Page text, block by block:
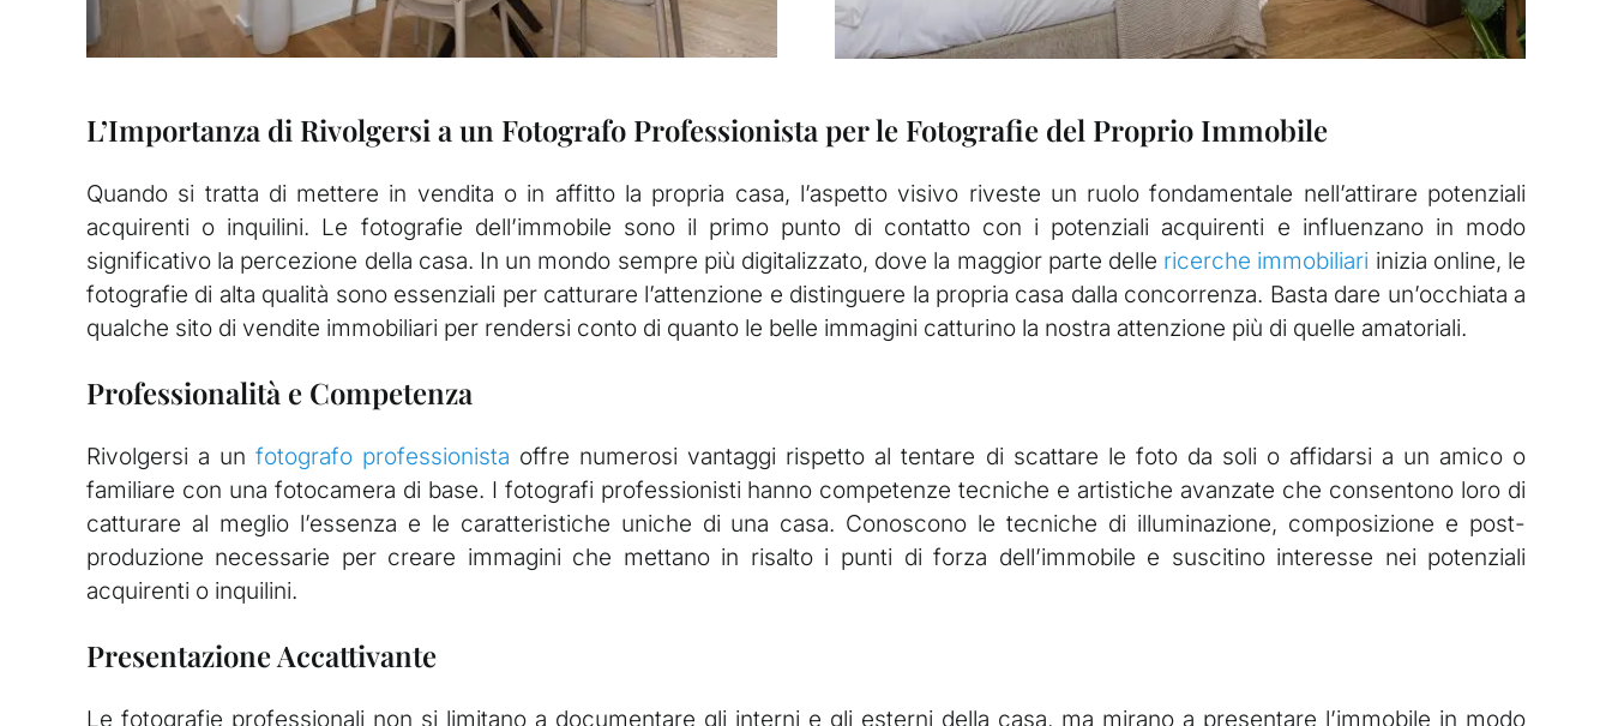
L’Importanza di Rivolgersi a un Fotografo Professionista per le Fotografie del Proprio Immobile
Quando si tratta di mettere in vendita o in affitto la propria casa, l’aspetto visivo riveste un ruolo fondamentale nell’attirare potenziali
acquirenti o inquilini. Le fotografie dell’immobile sono il primo punto di contatto con i potenziali acquirenti e influenzano in modo
significativo la percezione della casa. In un mondo sempre più digitalizzato, dove la maggior parte delle ricerche immobiliari inizia online, le
fotografie di alta qualità sono essenziali per catturare l’attenzione e distinguere la propria casa dalla concorrenza. Basta dare un’occhiata a
qualche sito di vendite immobiliari per rendersi conto di quanto le belle immagini catturino la nostra attenzione più di quelle amatoriali.
Professionalità e Competenza
Rivolgersi a unfotografo professionista offre numerosi vantaggi rispetto al tentare di scattare le foto da soli o affidarsi a un amico o
familiare con una fotocamera di base. I fotografi professionisti hanno competenze tecniche e artistiche avanzate che consentono loro di
catturare al meglio l’essenza e le caratteristiche uniche di una casa. Conoscono le tecniche di illuminazione, composizione e post-
produzione necessarie per creare immagini che mettano in risalto i punti di forza dell’immobile e suscitino interesse nei potenziali
acquirenti o inquilini.
Presentazione Accattivante
Le fotografie professionali non si limitano a documentare gli interni e gli esterni della casa, ma mirano a presentare l’immobile in modo